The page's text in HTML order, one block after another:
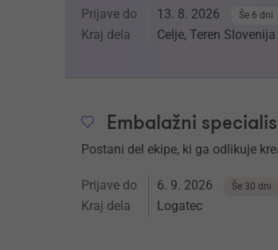
Prijave do 13. 8. 2026 Še 6 dni
Kraj dela Celje, Teren Slovenija
Embalažni
Postani del ekipe, ki ga odlikuje
Prijave do 6. 9. 2026 Še 30 dni
Kraj dela Logatec